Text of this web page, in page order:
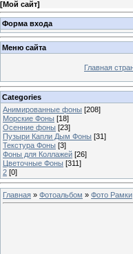
[Мой сайт]
Форма входа
Меню сайта
Главная
Categories
Анимированные фоны [208]
Морские Фоны [18]
Осенние фоны [23]
Пузыри Капли Дым Фоны [31]
Текстура Фоны [3]
Фоны для Коллажей [26]
Цветочные Фоны [311]
2 [0]
Главная » Фотоальбом » Фото Рамки